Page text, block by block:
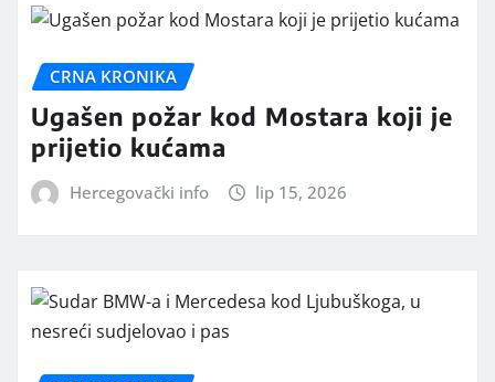
CRNA KRONIKA
Ugašen požar kod Mostara koji je
prijetio kućama
Hercegovački info lip 15, 2026